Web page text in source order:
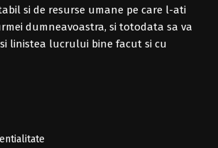
si de resurse umane pe care l-ati
dumneavoastra, si totodata sa va
linistea lucrului bine facut si cu